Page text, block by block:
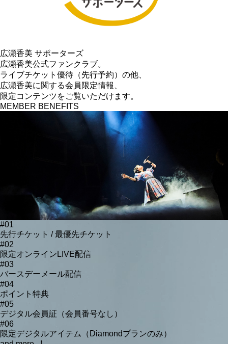
広瀬香美 サポーターズ
広瀬香美公式ファンクラブ。
ライブチケット優待（先行予約）の他、
広瀬香美に関する会員限定情報、
限定コンテンツをご覧いただけます。
MEMBER BENEFITS
#01
先行チケット / 最優先チケット
#02
限定オンラインLIVE配信
#03
バースデーメール配信
#04
ポイント特典
#05
デジタル会員証（会員番号なし）
#06
限定デジタルアイテム（Diamondプランのみ）